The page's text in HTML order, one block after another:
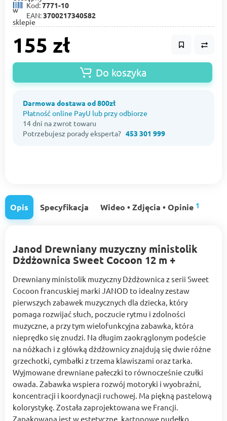
Kod:7771-10
EAN:3700217340582
155 zł
Do koszyka
Darmowa dostawa od 800zł
Płatność online PayU lub przy odbiorze
14 dni na zwrot towaru
Potrzebujesz porady eksperta? 453 301 999
Opis Specyfikacja Wideo • Zdjęcia • Opinie 1
Janod Drewniany muzyczny ministolik
Dżdżownica Sweet Cocoon 12 m +
Drewniany ministolik muzyczny Dżdżownica z serii Sweet
Cocoon francuskiej marki JANOD to idealny zestaw
pierwszych zabawek muzycznych dla dziecka, który
pomaga rozwijać słuch, poczucie rytmu i zdolności
muzyczne, a przy tym wielofunkcyjna zabawka, która
nieprędko się znudzi. Na długim zaokrąglonym podeście
na nóżkach i z główką dżdżownicy znajdują się dwie różne
grzechotki, cymbałki z trzema klawiszami oraz tarka.
Wyjmowane drewniane pałeczki to równocześnie czułki
owada. Zabawka wspiera rozwój motoryki i wyobraźni,
koncentracji i koordynacji ruchowej. Ma piękną pastelową
kolorystykę. Została zaprojektowana we Francji.
Zapakowana jest w estetyczne, kartonowe pudełko.